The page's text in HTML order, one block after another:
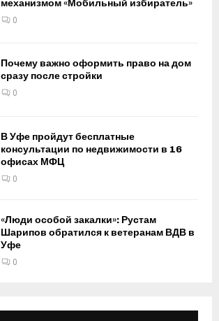
механизмом «Мобильный избиратель»
0
Почему важно оформить право на дом
сразу после стройки
0
В Уфе пройдут бесплатные
консультации по недвижимости в 16
офисах МФЦ
0
«Люди особой закалки»: Рустам
Шарипов обратился к ветеранам ВДВ в
Уфе
0